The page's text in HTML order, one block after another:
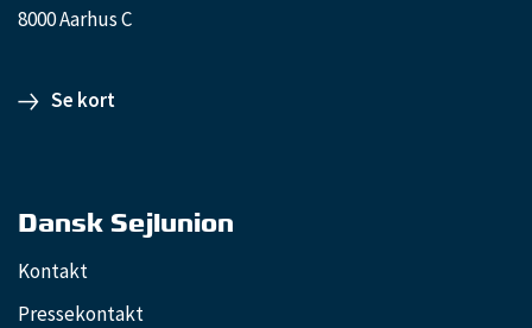
8000 Aarhus C
Se kort
Dansk Sejlunion
Kontakt
Pressekontakt